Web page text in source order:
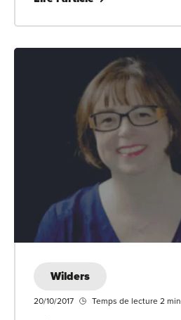
Wilders
20/10/2017 Temps de lecture 2 min